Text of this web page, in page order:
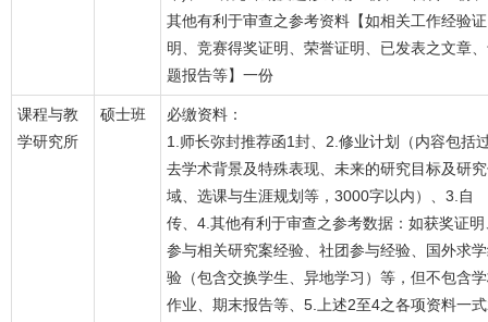
其他有利于审查之参考资料【如相关工作经验证
明、竞赛得奖证明、荣誉证明、已发表之文章
题报告等】一份
课程与教
学研究所
硕士班
必缴资料：
1.师长弥封推荐函1封、2.修业计划（内容包括
去学术背景及特殊表现、未来的研究目标及研
域、选课与生涯规划等，3000字以内）、3.自
传、4.其他有利于审查之参考数据：如获奖证明
参与相关研究案经验、社团参与经验、国外求
验（包含交换学生、异地学习）等，但不包含
作业、期末报告等、5.上述2至4之各项资料一